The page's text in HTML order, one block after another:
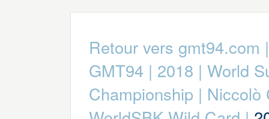
Retour vers gmt94.com
GMT94 | 2018 | World
Championship | Niccolò